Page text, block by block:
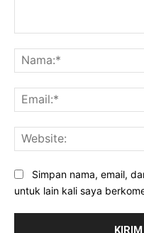
Simpan nama, email,
untuk lain kali saya